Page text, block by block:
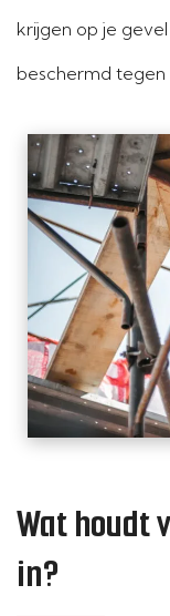
krijgen op je
beschermd tegen
Wat houdt
in?